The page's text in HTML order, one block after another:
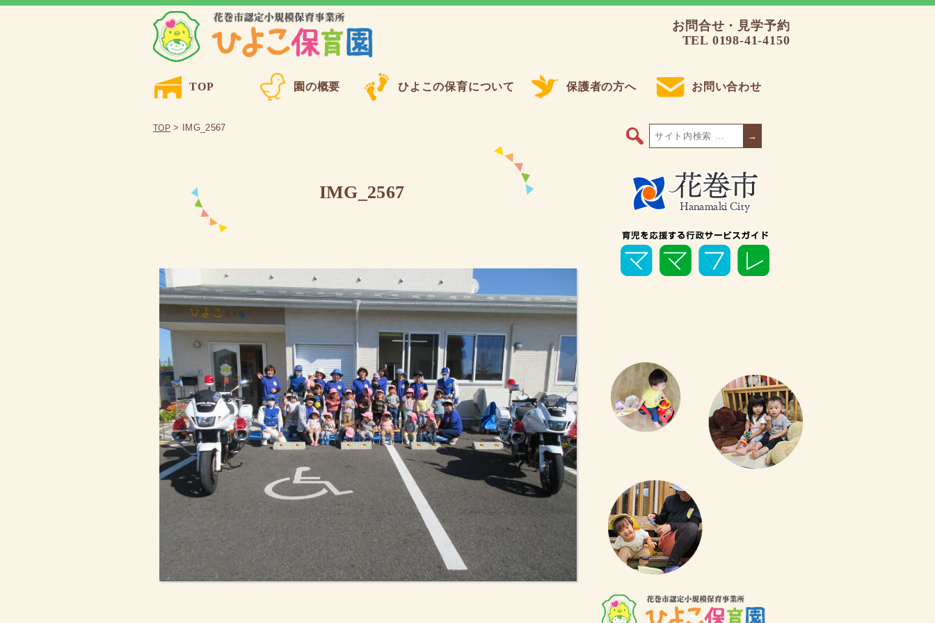
お問合せ・見学予約
TEL 0198-41-4150
TOP 園の概要 ひよこの保育について 保護者の方へ お問い合わせ
TOP > IMG_2567
IMG_2567
→